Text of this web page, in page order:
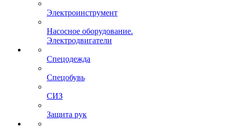
Электроинструмент
Насосное оборудование.
Электродвигатели
Спецодежда
Спецобувь
СИЗ
Защита рук